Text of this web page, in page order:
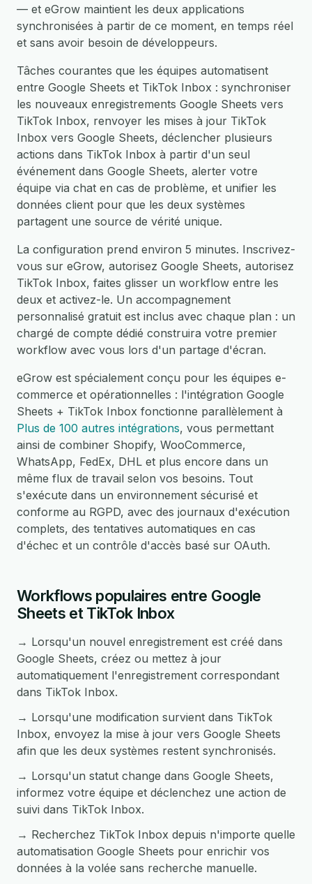
— et eGrow maintient les deux applications
synchronisées à partir de ce moment, en temps réel
et sans avoir besoin de développeurs.
Tâches courantes que les équipes automatisent
entre Google Sheets et TikTok Inbox : synchroniser
les nouveaux enregistrements Google Sheets vers
TikTok Inbox, renvoyer les mises à jour TikTok
Inbox vers Google Sheets, déclencher plusieurs
actions dans TikTok Inbox à partir d'un seul
événement dans Google Sheets, alerter votre
équipe via chat en cas de problème, et unifier les
données client pour que les deux systèmes
partagent une source de vérité unique.
La configuration prend environ 5 minutes. Inscrivez-
vous sur eGrow, autorisez Google Sheets, autorisez
TikTok Inbox, faites glisser un workflow entre les
deux et activez-le. Un accompagnement
personnalisé gratuit est inclus avec chaque plan : un
chargé de compte dédié construira votre premier
workflow avec vous lors d'un partage d'écran.
eGrow est spécialement conçu pour les équipes e-
commerce et opérationnelles : l'intégration Google
Sheets + TikTok Inbox fonctionne parallèlement à
Plus de 100 autres intégrations, vous permettant
ainsi de combiner Shopify, WooCommerce,
WhatsApp, FedEx, DHL et plus encore dans un
même flux de travail selon vos besoins. Tout
s'exécute dans un environnement sécurisé et
conforme au RGPD, avec des journaux d'exécution
complets, des tentatives automatiques en cas
d'échec et un contrôle d'accès basé sur OAuth.
Workflows populaires entre Google
Sheets et TikTok Inbox
→ Lorsqu'un nouvel enregistrement est créé dans
Google Sheets, créez ou mettez à jour
automatiquement l'enregistrement correspondant
dans TikTok Inbox.
→ Lorsqu'une modification survient dans TikTok
Inbox, envoyez la mise à jour vers Google Sheets
afin que les deux systèmes restent synchronisés.
→ Lorsqu'un statut change dans Google Sheets,
informez votre équipe et déclenchez une action de
suivi dans TikTok Inbox.
→ Recherchez TikTok Inbox depuis n'importe quelle
automatisation Google Sheets pour enrichir vos
données à la volée sans recherche manuelle.